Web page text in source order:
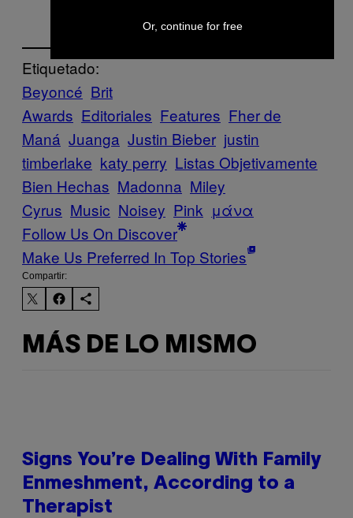
Etiquetado:
Beyoncé Brit
Awards Editoriales Features Fher de
Maná Juanga Justin Bieber justin
timberlake katy perry Listas Objetivamente
Bien Hechas Madonna Miley
Cyrus Music Noisey Pink μάνα
Follow Us On Discover
Make Us Preferred In Top Stories
Compartir:
MÁS DE LO MISMO
Signs You’re Dealing With Family
Enmeshment, According to a
Therapist
Or, continue for free